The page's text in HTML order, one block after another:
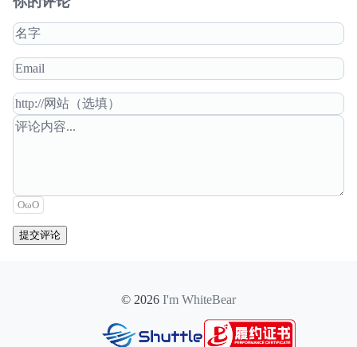
OωO
提交评论
© 2026 I'm WhiteBear